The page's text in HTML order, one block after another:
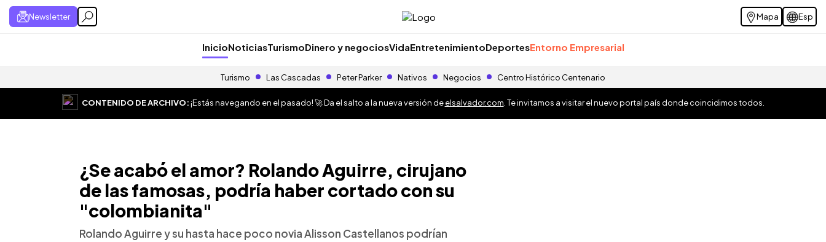
Newsletter Mapa Esp
InicioNoticiasTurismoDinero y negociosVidaEntretenimientoDeportesEntorno Empresarial
Turismo Las Cascadas Peter Parker Nativos Negocios Centro Histórico Centenario
CONTENIDO DE ARCHIVO:¡Estás navegando en el pasado! 🚀 Da el salto a la nueva versión deelsalvador.com . Te invitamos a visitar el nuevo portal país donde coincidimos todos.
¿Se acabó el amor? Rolando Aguirre, cirujano
de las famosas, podría haber cortado con su
"colombianita"
Rolando Aguirre y su hasta hace poco novia Alisson Castellanos podrían